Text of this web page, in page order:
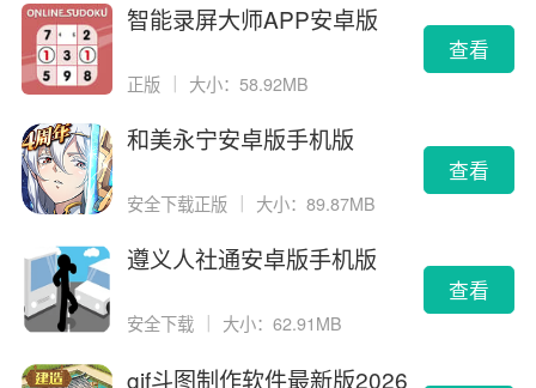
智能录屏大师APP安卓版
正版 ｜ 大小：58.92MB
查看
和美永宁安卓版手机版
安全下载正版 大小：89.87MB
查看
遵义人社通安卓版手机版
安全下载 大小：62.91MB
查看
gif斗图制作软件最新版2026